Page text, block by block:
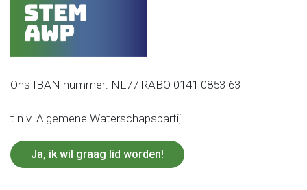
Ons IBAN nummer: NL77 RABO 0141 0853 63
t.n.v. Algemene Waterschapspartij
Ja, ik wil graag lid worden!